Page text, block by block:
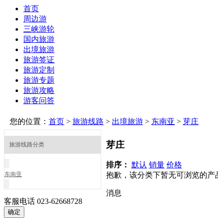
首页
周边游
三峡游轮
国内旅游
出境旅游
旅游签证
旅游定制
旅游专题
旅游攻略
游客问答
您的位置： 首页 > 旅游线路 > 出境旅游 > 东南亚 > 芽庄
旅游线路分类
东南亚
客服电话 023-62668728
芽庄
排序： 默认 销量 价格
抱歉，该分类下暂无可浏览的产
消息